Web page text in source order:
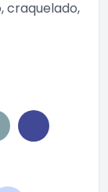
craquelado,